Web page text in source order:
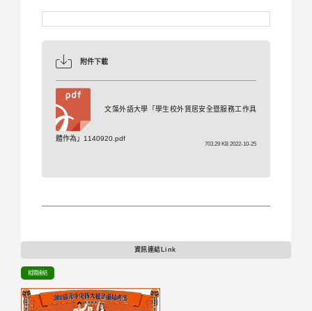
附件下載
文藻外語大學「學生校外賃居安全暨服務工作具
體作為」1140920.pdf
703.29 KB 2022-10-25
資訊連結Link
相關連結